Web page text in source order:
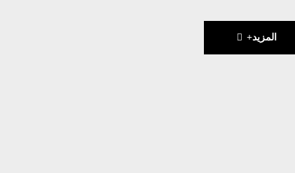
المزيد+